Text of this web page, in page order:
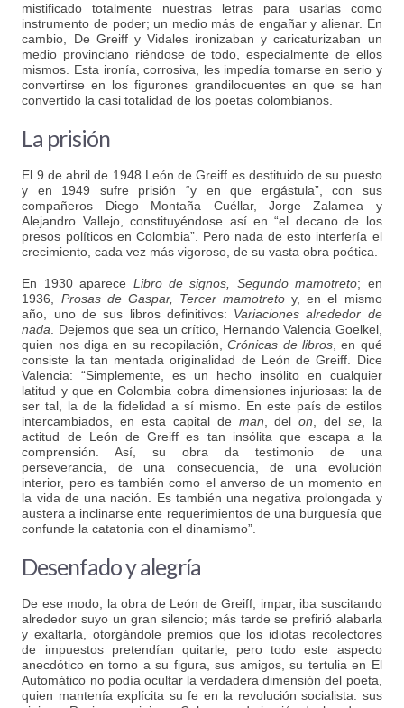
mistificado totalmente nuestras letras para usarlas como
instrumento de poder; un medio más de engañar y alienar. En
cambio, De Greiff y Vidales ironizaban y caricaturizaban un
medio provinciano riéndose de todo, especialmente de ellos
mismos. Esta ironía, corrosiva, les impedía tomarse en serio y
convertirse en los figurones grandilocuentes en que se han
convertido la casi totalidad de los poetas colombianos.
La prisión
El 9 de abril de 1948 León de Greiff es destituido de su puesto
y en 1949 sufre prisión “y en que ergástula”, con sus
compañeros Diego Montaña Cuéllar, Jorge Zalamea y
Alejandro Vallejo, constituyéndose así en “el decano de los
presos políticos en Colombia”. Pero nada de esto interfería el
crecimiento, cada vez más vigoroso, de su vasta obra poética.
En 1930 aparece Libro de signos, Segundo mamotreto; en
1936, Prosas de Gaspar, Tercer mamotreto y, en el mismo
año, uno de sus libros definitivos: Variaciones alrededor de
nada . Dejemos que sea un crítico, Hernando Valencia Goelkel,
quien nos diga en su recopilación,Crónicas de libros, en qué
consiste la tan mentada originalidad de León de Greiff. Dice
Valencia: “Simplemente, es un hecho insólito en cualquier
latitud y que en Colombia cobra dimensiones injuriosas: la de
ser tal, la de la fidelidad a sí mismo. En este país de estilos
intercambiados, en esta capital de man , delon , del se, la
actitud de León de Greiff es tan insólita que escapa a la
comprensión. Así, su obra da testimonio de una
perseverancia, de una consecuencia, de una evolución
interior, pero es también como el anverso de un momento en
la vida de una nación. Es también una negativa prolongada y
austera a inclinarse ente requerimientos de una burguesía que
confunde la catatonia con el dinamismo”.
Desenfado y alegría
De ese modo, la obra de León de Greiff, impar, iba suscitando
alrededor suyo un gran silencio; más tarde se prefirió alabarla
y exaltarla, otorgándole premios que los idiotas recolectores
de impuestos pretendían quitarle, pero todo este aspecto
anecdótico en torno a su figura, sus amigos, su tertulia en El
Automático no podía ocultar la verdadera dimensión del poeta,
quien mantenía explícita su fe en la revolución socialista: sus